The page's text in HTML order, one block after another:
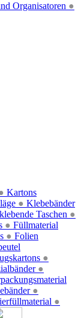
Organisatoren ●
●
Taschen ●
Kartons
●
●
●
Klebebänder
●
●
Füllmaterial
●
Folien